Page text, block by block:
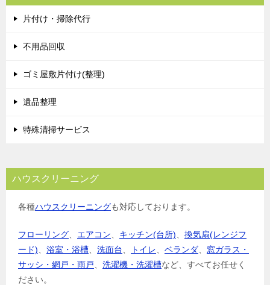
片付け・掃除代行
不用品回収
ゴミ屋敷片付け(整理)
遺品整理
特殊清掃サービス
ハウスクリーニング
各種ハウスクリーニングも対応しております。
フローリング エアコン キッチン(台所)
換気扇(レンジフ
ード)
浴室・浴槽 洗面台 トイレ ベランダ
窓ガラス・
サッシ・網戸・雨戸
洗濯機・洗濯槽など、すべてお任せく
ださい。